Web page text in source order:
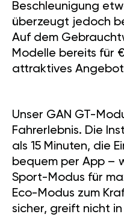
Beschleunigung
überzeugt jedoch
Auf dem
Modelle bereits für
attraktives
Unser GAN GT-
Fahrerlebnis. Die
als 15 Minuten, die
bequem per App –
Sport-Modus für
Eco-Modus zum
sicher, greift nicht